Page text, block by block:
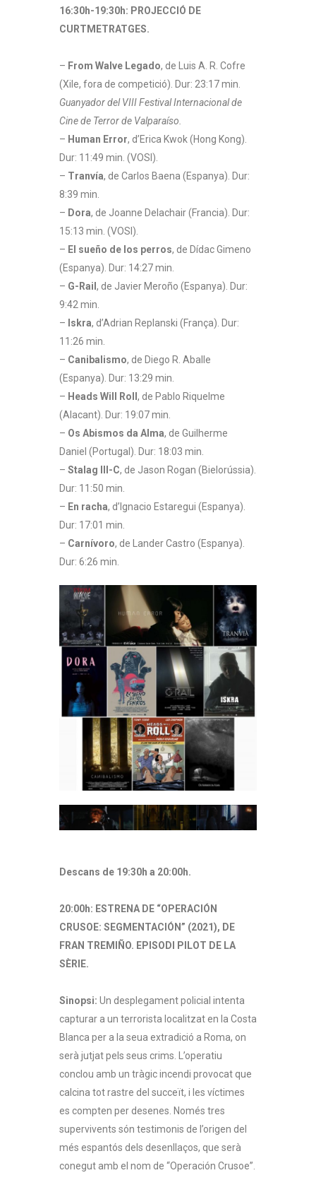
16:30h-19:30h: PROJECCIÓ DE
CURTMETRATGES.
– From Walve Legado, de Luis A. R. Cofre
(Xile, fora de competició). Dur: 23:17 min.
Guanyador del VIII Festival Internacional de
Cine de Terror de Valparaíso.
– Human Error, d’Erica Kwok (Hong Kong).
Dur: 11:49 min. (VOSI).
– Tranvía, de Carlos Baena (Espanya). Dur:
8:39 min.
– Dora, de Joanne Delachair (Francia). Dur:
15:13 min. (VOSI).
– El sueño de los perros, de Dídac Gimeno
(Espanya). Dur: 14:27 min.
– G-Rail , de Javier Meroño (Espanya). Dur:
9:42 min.
– Iskra, d’Adrian Replanski (França). Dur:
11:26 min.
– Canibalismo, de Diego R. Aballe
(Espanya). Dur: 13:29 min.
– Heads Will Roll , de Pablo Riquelme
(Alacant). Dur: 19:07 min.
– Os Abismos da Alma, de Guilherme
Daniel (Portugal). Dur: 18:03 min.
– Stalag III-C, de Jason Rogan (Bielorússia).
Dur: 11:50 min.
– En racha, d’Ignacio Estaregui (Espanya).
Dur: 17:01 min.
– Carnívoro, de Lander Castro (Espanya).
Dur: 6:26 min.
Descans de 19:30h a 20:00h.
20:00h: ESTRENA DE “OPERACIÓN
CRUSOE: SEGMENTACIÓN” (2021), DE
FRAN TREMIÑO. EPISODI PILOT DE LA
SÈRIE.
Sinopsi: Un desplegament policial intenta
capturar a un terrorista localitzat en la Costa
Blanca per a la seua extradició a Roma, on
serà jutjat pels seus crims. L’operatiu
conclou amb un tràgic incendi provocat que
calcina tot rastre del succeït, i les víctimes
es compten per desenes. Només tres
supervivents són testimonis de l’origen del
més espantós dels desenllaços, que serà
conegut amb el nom de “Operación Crusoe”.